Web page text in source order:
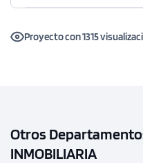
Modelo TIPO F
Proyecto con 1315
Otros
INMOBILIARIA